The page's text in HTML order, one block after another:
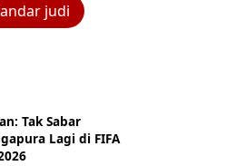
judi
Tak Sabar
Lagi di FIFA